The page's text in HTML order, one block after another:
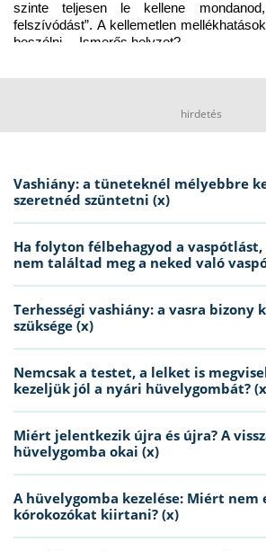
szinte teljesen le kellene
felszívódást”. A kellemetlen
beszélni… Ismerős helyzet?
hirdetés
Vashiány: a tüneteknél mélyebbre
szeretnéd szüntetni (x)
Ha folyton félbehagyod a
nem találtad meg a neked való
Terhességi vashiány: a vasra bizony
szüksége (x)
Nemcsak a testet, a lelket is
kezeljük jól a nyári hüvelygombát?
Miért jelentkezik újra és újra? A
hüvelygomba okai (x)
A hüvelygomba kezelése: Miért nem
kórokozókat kiirtani? (x)